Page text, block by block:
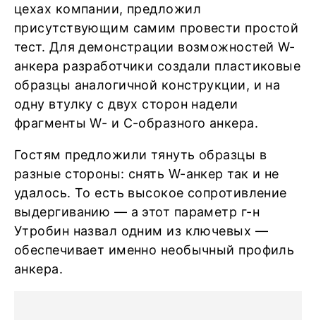
цехах компании, предложил
присутствующим самим провести простой
тест. Для демонстрации возможностей W-
анкера разработчики создали пластиковые
образцы аналогичной конструкции, и на
одну втулку с двух сторон надели
фрагменты W- и С-образного анкера.
Гостям предложили тянуть образцы в
разные стороны: снять W-анкер так и не
удалось. То есть высокое сопротивление
выдергиванию — а этот параметр г-н
Утробин назвал одним из ключевых —
обеспечивает именно необычный профиль
анкера.